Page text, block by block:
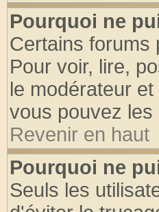
Pourquoi ne
Certains forums
Pour voir, lire,
le modérateur
vous pouvez
Revenir en haut
Pourquoi ne
Seuls les